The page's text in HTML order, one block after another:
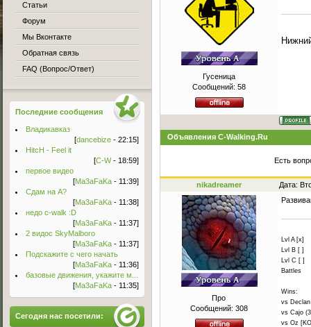
Гусеница
Сообщений: 58
Объявления C-Walking.Ru
Есть
nikadreamer Дата:
Про
Сообщений: 308
Lvl A [x]
Lvl B [ ]
Lvl C [ ]
Battles
Wins:
vs
vs Cajo
vs Oz
Статьи
Форум
Мы Вконтакте
Обратная связь
FAQ (Вопрос/Ответ)
Последние сообщения
Владикавказ
[dancebize - 22:15]
HitcH - Feel it
[C-W- 18:59]
первое видео
[Ma3aFaKa - 11:39]
Сдам на А?
[Ma3aFaKa - 11:38]
недо c-walk :D
[Ma3aFaKa - 11:37]
2 видос SkyMalboro
[Ma3aFaKa - 11:37]
Подскажите с чего начать
[Ma3aFaKa - 11:36]
базовые движения, укажите м...
[Ma3aFaKa - 11:35]
Сегодня нас посетили: